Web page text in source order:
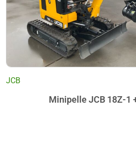
JCB
Minipelle JCB 18Z-1